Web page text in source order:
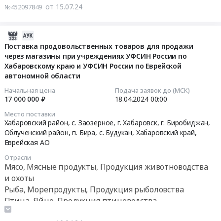
№452097849 от 15.07.24
Поставка продовольственных товаров для продажи
через магазины при учреждениях УФСИН России по
Хабаровскому краю и УФСИН России по Еврейской
автономной области
Начальная цена
17 000 000 ₽
Подача заявок до (МСК)
18.04.2024 00:00
Место поставки
Хабаровский район, с. Заозерное, г. Хабаровск, г. Биробиджан,
Облученский район, п. Бира, с. Будукан, Хабаровский край,
Еврейская АО
Отрасли
Мясо, Мясные продукты, Продукция животноводства
и охоты
Рыба, Морепродукты, Продукция рыболовства
Птица, Яйцо, Продукция птицеводства
Продукция лесничества, Дикоросы, Мед, Орехи,